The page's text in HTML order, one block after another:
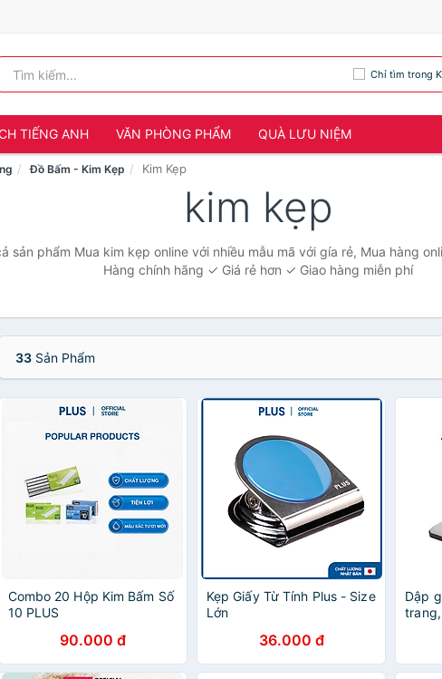
Chỉ tìm trong
TIẾNG ANH VĂN PHÒNG PHẨM QUÀ LƯU NIỆM
Đồ Bấm - Kim Kẹp Kim Kẹp
kim kẹp
sản phẩm Mua kim kẹp online với nhiều mẫu mã với gía rẻ, Mua hàng
Hàng chính hãng ✓ Giá rẻ hơn ✓ Giao hàng miễn phí
33Sản Phẩm
Combo 20 Hộp Kim Bấm Số
10 PLUS
90.000 đ
Kẹp Giấy Từ Tính Plus - Size
Lớn
36.000 đ
Dập